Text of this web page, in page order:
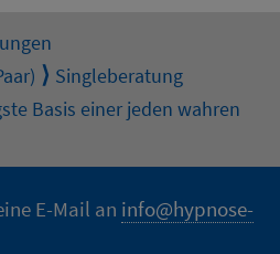
Singleberatung
Basis einer jeden wahren
E-Mail an info@hypnose-